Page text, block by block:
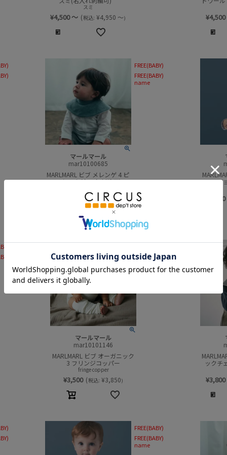
スミ
¥4,500～ (税込: ¥4,950 ～) ¥4,500
マールマール
mar10100685
MARLMARL ビブ メレンゲ 4 ピ
スタチオ (名入れ刺繍可)
税込: 3,850～
FREE(BABY)
FREE(BABY)
name
ンジ
4,500
マールマール
mar10101146
MARLMARL ビブ オーガニック
3 フリンジコッパー
fringe copper
¥3,500 (税込: ¥3,850)
ックチ
¥3,800
FREE(BABY)
FREE(BABY)
name